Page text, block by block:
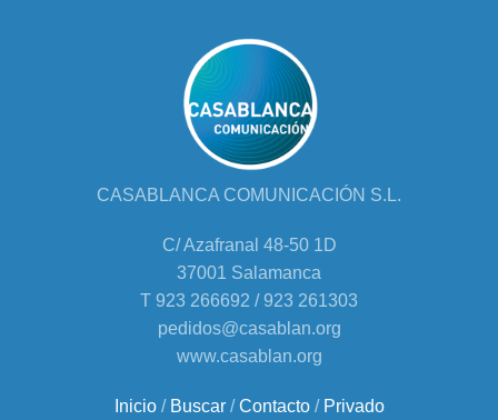
CASABLANCA COMUNICACIÓN S.L.
C/ Azafranal 48-50 1D
37001 Salamanca
T 923 266692 / 923 261303
pedidos@casablan.org
www.casablan.org
Inicio/ Buscar/Contacto/ Privado